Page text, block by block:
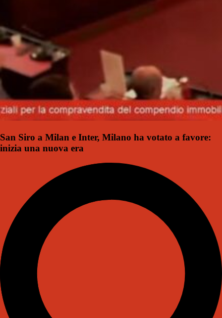
San Siro a Milan e Inter, Milano ha votato a favore:
inizia una nuova era